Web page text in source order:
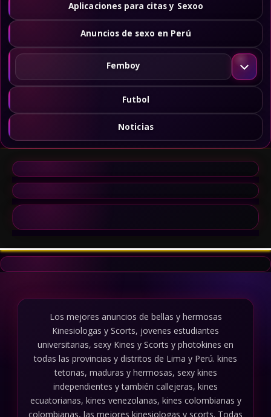
Aplicaciones para citas y Sexoo
Anuncios de sexo en Perú
Femboy
Futbol
Noticias
Los mejores anuncios de bellas y hermosas
Kinesiologas y Scorts, jovenes estudiantes
universitarias, sexy Kines y Scorts y photokines en
todas las provincias y distritos de Lima y Perú. kines
tetonas, maduras y hermosas, sexy kines
independientes y también callejeras, kines
ecuatorianas, kines venezolanas, kines colombianas y
colombianas, las mejores kinesiologas y scorts. Todas